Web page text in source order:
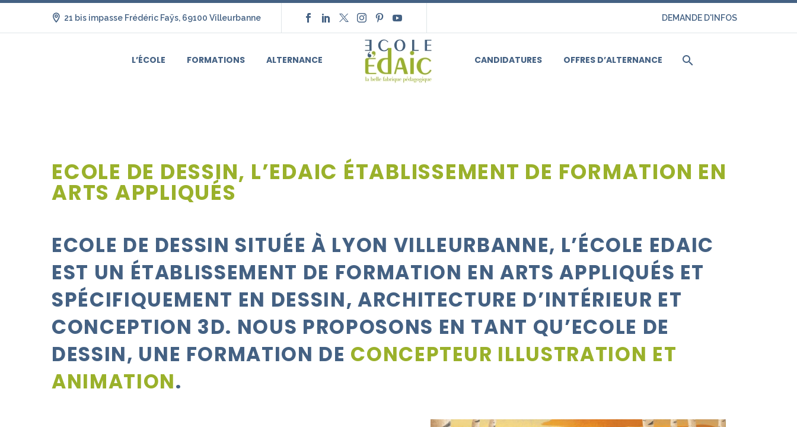
21 bis impasse Frédéric Faÿs, 69100 Villeurbanne DEMANDE D'INFOS
L’ÉCOLE FORMATIONS ALTERNANCE CANDIDATURES OFFRES D’ALTERNANCE
ECOLE DE DESSIN, L’EDAIC ÉTABLISSEMENT DE FORMATION EN
ARTS APPLIQUÉS
ECOLE DE DESSIN SITUÉE À LYON VILLEURBANNE, L’ÉCOLE EDAIC
EST UN ÉTABLISSEMENT DE FORMATION EN ARTS APPLIQUÉS ET
SPÉCIFIQUEMENT EN DESSIN, ARCHITECTURE D’INTÉRIEUR ET
CONCEPTION 3D. NOUS PROPOSONS EN TANT QU’ECOLE DE
DESSIN, UNE FORMATION DE CONCEPTEUR ILLUSTRATION ET
ANIMATION.